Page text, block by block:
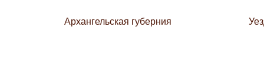
Архангельская губерния